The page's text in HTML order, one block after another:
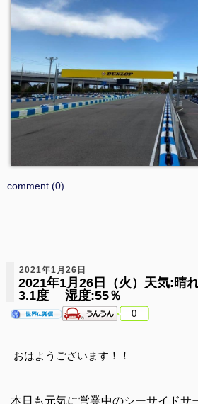
comment (0)
2021年1月26日
2021年1月26日（火）天気:晴
3.1度 湿度:55％
0
おはようございます！！
本日も元気に営業中のシーサイドサ